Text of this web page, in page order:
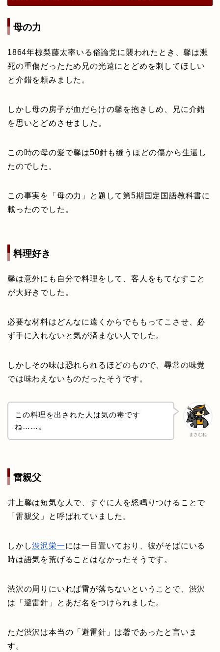
母の力
1864年椋梨藤太率いる俗論党に襲われたとき、馨は瀕
死の重傷だったため兄の光遠にとどめを刺してほしい
と介錯を頼みました。
しかし母の房子が血だらけの馨を抱きしめ、兄に介錯
を思いとどめさせました。
この時の母の愛で馨は50針も縫うほどの傷から生還し
たのでした。
この事実を「母の力」と題して第5期国定国語教科書に
載ったのでした。
料理好き
馨は意外にも自分で料理をして、客人をもてなすこと
が大好きでした。
必要な材料はどんなに遠くからでももってこさせ、必
ず手に入れないと気が済まない人でした。
しかしその味は恐れられるほどのもので、尋常の味覚
では味わえないものだったそうです。
まさむね
この料理を出された人は気の毒です
ね……。
雷親父
井上馨は短気な人で、すぐに人を怒鳴りつけることで
「雷親父」と呼ばれていました。
しかし渋沢栄一には一目置いており、彼がそばにいる
時は語気を荒げることはなかったそうです。
渋沢の周りにいれば雷が落ちないということで、渋沢
は「避雷針」とあだ名をつけられました。
ただ渋沢は本当の「避雷針」は馨であったと言いま
す。